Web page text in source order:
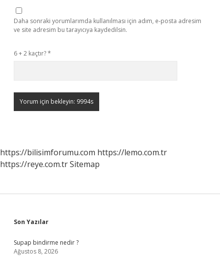
Daha sonraki yorumlarımda kullanılması için adım, e-posta adresim
ve site adresim bu tarayıcıya kaydedilsin.
6 + 2 kaçtır?*
https://bilisimforumu.com https://lemo.com.tr
https://reye.com.trSitemap
Sidebar
Son Yazılar
Supap bindirme nedir ?
Ağustos 8, 2026